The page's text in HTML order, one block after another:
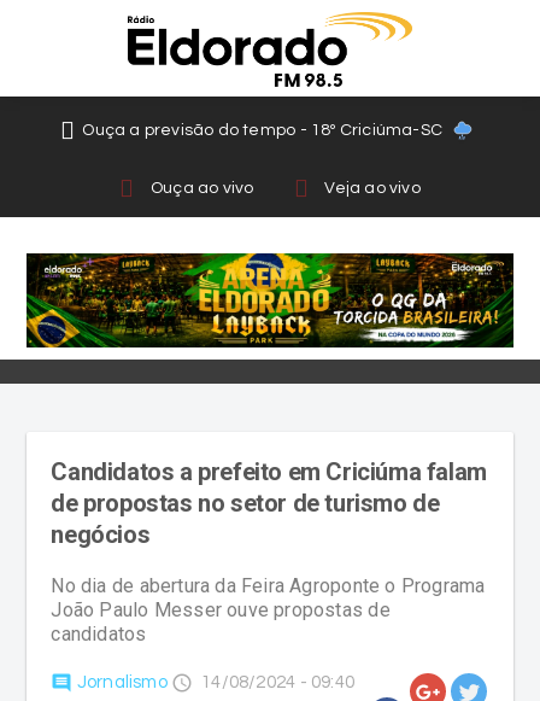
Ouça a previsão do tempo - 18º Criciúma-SC
Ouça ao vivo Veja ao vivo
Candidatos a prefeito em Criciúma falam
de propostas no setor de turismo de
negócios
No dia de abertura da Feira Agroponte o Programa
João Paulo Messer ouve propostas de
candidatos
comment Jornalismo access_time 14/08/2024 - 09:40